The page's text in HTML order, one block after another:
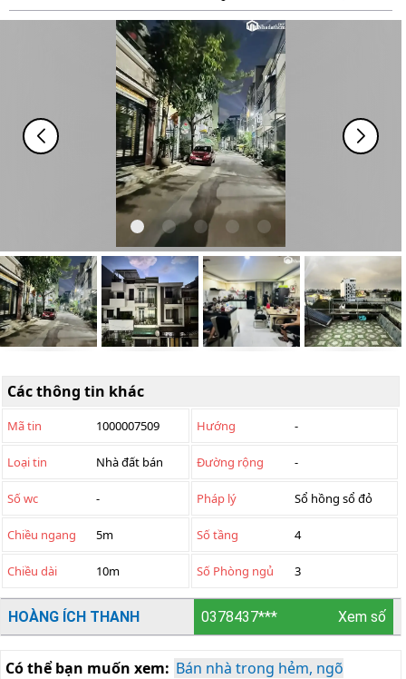
Các thông tin khác
Mã tin 1000007509 Hướng -
Loại tin Nhà đất bán Đường rộng -
Số wc - Pháp lý Sổ hồng sổ đỏ
Chiều ngang 5m Số tầng 4
Chiều dài 10m Số Phòng ngủ 3
HOÀNG ÍCH THANH 0378437*** Xem số
Có thể bạn muốn xem: Bán nhà trong hẻm, ngõ